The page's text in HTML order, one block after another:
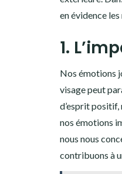
en évidence
1.
Nos émotions
visage peut
d’esprit
nos émotions
nous nous
contribuons à